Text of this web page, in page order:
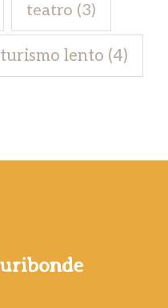
teatro (3)
turismo lento (4)